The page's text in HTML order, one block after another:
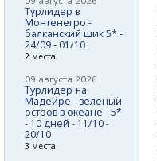
Турлидер в
Монтенегро -
балканский шик 5* -
24/09 - 01/10
2 места
09 августа 2026
Турлидер на
Мадейре - зеленый
остров в океане - 5*
- 10 дней - 11/10 -
20/10
3 места